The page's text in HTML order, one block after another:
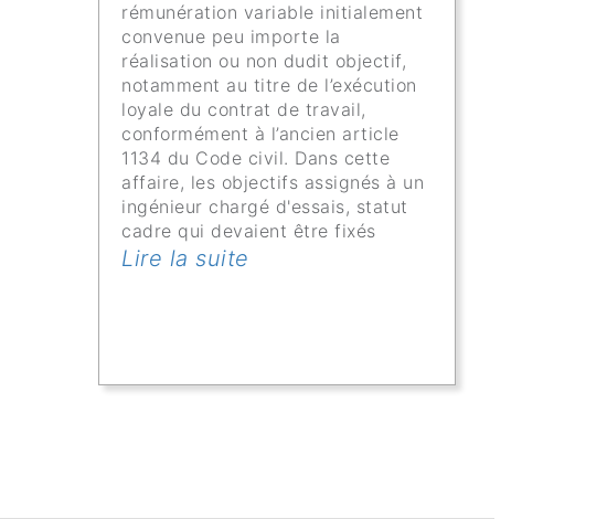
rémunération variable initialement
convenue peu importe la
réalisation ou non dudit objectif,
notamment au titre de l’exécution
loyale du contrat de travail,
conformément à l’ancien article
1134 du Code civil. Dans cette
affaire, les objectifs assignés à un
ingénieur chargé d'essais, statut
cadre qui devaient être fixés
Lire la suite